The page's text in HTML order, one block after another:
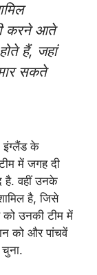
करने आते
हैं, जहां
सकते
के
में जगह दी
है. वहीं उनके
है, जिसे
उनकी टीम में
को और पांचवें